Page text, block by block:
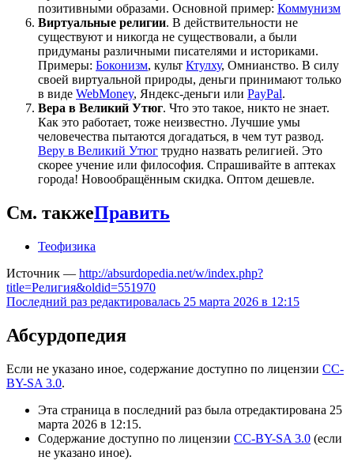
позитивными образами. Основной пример: Коммунизм
Виртуальные религии. В действительности не
существуют и никогда не существовали, а были
придуманы различными писателями и историками.
Примеры: Боконизм, культ Ктулху, Омнианство. В силу
своей виртуальной природы, деньги принимают только
в виде WebMoney, Яндекс-деньги или PayPal.
Вера в Великий Утюг. Что это такое, никто не знает.
Как это работает, тоже неизвестно. Лучшие умы
человечества пытаются догадаться, в чем тут развод.
Веру в Великий Утюг трудно назвать религией. Это
скорее учение или философия. Спрашивайте в аптеках
города! Новообращённым скидка. Оптом дешевле.
См. такжеПравить
Теофизика
Источник — http://absurdopedia.net/w/index.php?
title=Религия&oldid=551970
Последний раз редактировалась 25 марта 2026 в 12:15
Абсурдопедия
Если не указано иное, содержание доступно по лицензии CC-
BY-SA 3.0.
Эта страница в последний раз была отредактирована 25
марта 2026 в 12:15.
Содержание доступно по лицензии CC-BY-SA 3.0 (если
не указано иное).